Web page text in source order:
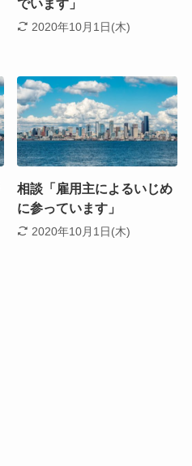
でいます」
2020年10月1日(木)
相談「雇用主によるいじめ
に参っています」
2020年10月1日(木)